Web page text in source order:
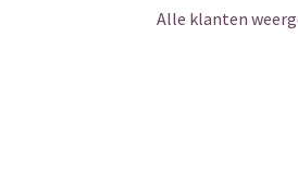
Alle klanten